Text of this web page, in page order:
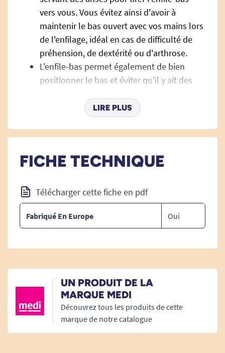
vers vous. Vous évitez ainsi d'avoir à
maintenir le bas ouvert avec vos mains lors
de l'enfilage, idéal en cas de difficulté de
préhension, de dextérité ou d'arthrose.
L'enfile-bas permet également de bien
positionner le bas et éviter qu'il y ait des
l'utilisation d'enfile bas, ils augmentent la
pression sur la peau et réduisent fortement
la pression sanguine.
15 cm.
LIRE PLUS
FICHE TECHNIQUE
Télécharger cette fiche en pdf
Fabriqué En Europe Oui
UN PRODUIT DE LA
MARQUE MEDI
Découvrez tous les produits de cette
marque de notre catalogue